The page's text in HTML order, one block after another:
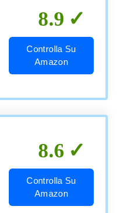
8.9
Controlla Su
Amazon
8.6
Controlla Su
Amazon